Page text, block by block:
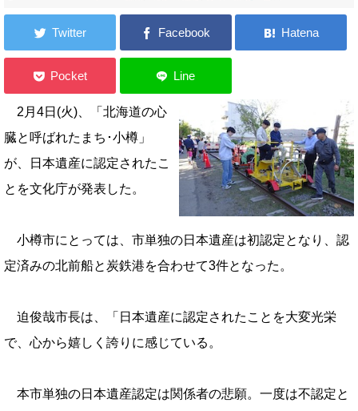
2月4日(火)、「北海道の心
臓と呼ばれたまち･小樽」
が、日本遺産に認定されたこ
とを文化庁が発表した。
小樽市にとっては、市単独の日本遺産は初認定となり、認
定済みの北前船と炭鉄港を合わせて3件となった。
迫俊哉市長は、「日本遺産に認定されたことを大変光栄
で、心から嬉しく誇りに感じている。
本市単独の日本遺産認定は関係者の悲願。一度は不認定と